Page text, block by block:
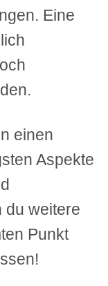
Eine
einen
Aspekte
du weitere
Punkt